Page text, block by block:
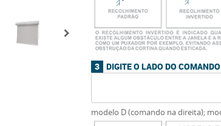
DIGITE O LADO DO
modelo D (comando na direita);